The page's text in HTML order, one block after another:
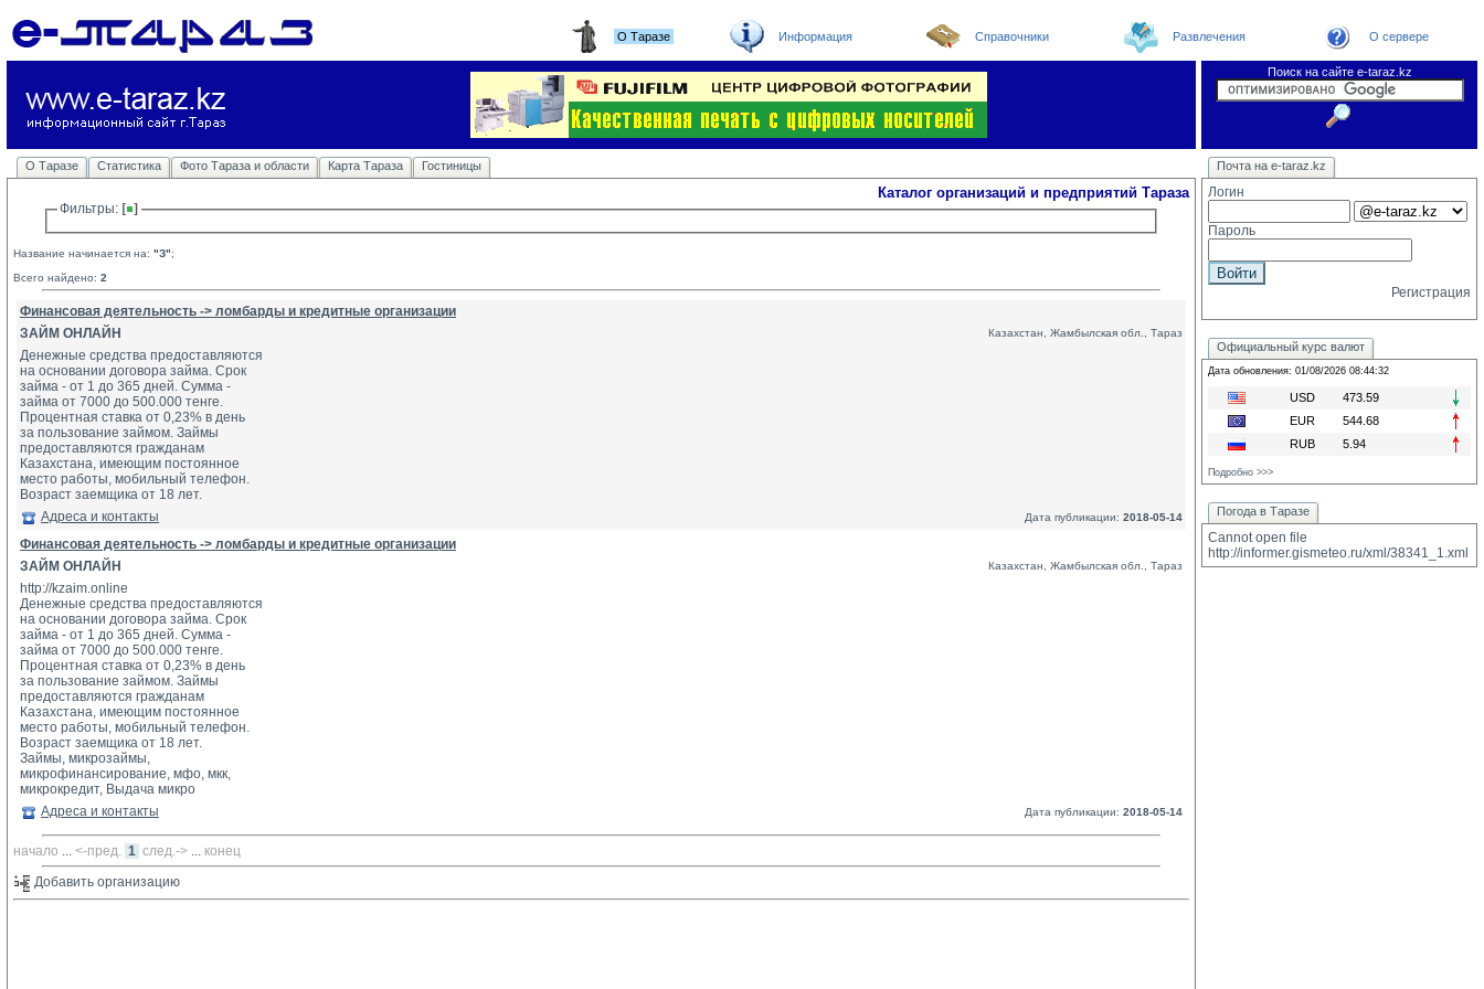
О Таразе Информация Справочники Развлечения О сервере
Поиск на сайте e-taraz.kz
О Таразе Статистика Фото Тараза и области Карта Тараза Гостиницы Новости Погода в Таразе
Телефоный справочник
Видеоконференция
Новости e-taraz Замечания и предложения
Каталог организаций и предприятий Тараза
Фильтры:
Название начинается на: "З";
Всего найдено: 2
Финансовая деятельность -> ломбарды и кредитные организации
ЗАЙМ ОНЛАЙН
Казахстан, Жамбылская обл., Тараз
Денежные средства предоставляются
на основании договора займа. Срок
займа - от 1 до 365 дней. Сумма -
займа от 7000 до 500.000 тенге.
Процентная ставка от 0,23% в день
за пользование займом. Займы
предоставляются гражданам
Казахстана, имеющим постоянное
место работы, мобильный телефон.
Возраст заемщика от 18 лет.
Адреса и контакты
Дата публикации: 2018-05-14
Финансовая деятельность -> ломбарды и кредитные организации
ЗАЙМ ОНЛАЙН
Казахстан, Жамбылская обл., Тараз
http://kzaim.online
Денежные средства предоставляются
на основании договора займа. Срок
займа - от 1 до 365 дней. Сумма -
займа от 7000 до 500.000 тенге.
Процентная ставка от 0,23% в день
за пользование займом. Займы
предоставляются гражданам
Казахстана, имеющим постоянное
место работы, мобильный телефон.
Возраст заемщика от 18 лет.
Займы, микрозаймы,
микрофинансирование, мфо, мкк,
микрокредит, Выдача микро
Адреса и контакты
Дата публикации: 2018-05-14
начало ... <-пред. 1 след.-> ... конец
Добавить организацию
Почта на e-taraz.kz
Логин
Пароль
Регистрация
Официальный курс валют
Дата обновления: 01/08/2026 08:44:32
USD
473.59
EUR
544.68
RUB
5.94
Подробно >>>
Погода в Таразе
Cannot open file
http://informer.gismeteo.ru/xml/38341_1.xml